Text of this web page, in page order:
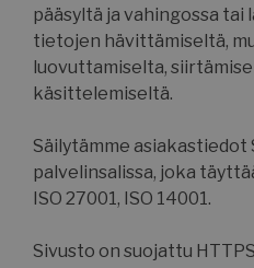
pääsyltä ja vahingossa
tietojen hävittämiseltä,
luovuttamiselta,
käsittelemiseltä.
Säilytämme asiakastiedot
palvelinsalissa, joka
ISO 27001, ISO 14001.
Sivusto on suojattu